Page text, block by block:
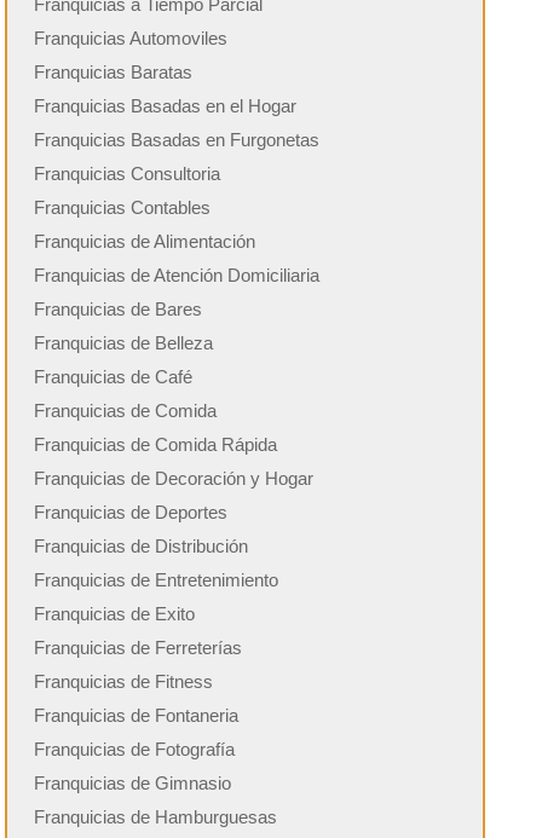
Franquicias Automoviles
Franquicias Baratas
Franquicias Basadas en el Hogar
Franquicias Basadas en Furgonetas
Franquicias Consultoria
Franquicias Contables
Franquicias de Alimentación
Franquicias de Atención Domiciliaria
Franquicias de Bares
Franquicias de Belleza
Franquicias de Café
Franquicias de Comida
Franquicias de Comida Rápida
Franquicias de Decoración y Hogar
Franquicias de Deportes
Franquicias de Distribución
Franquicias de Entretenimiento
Franquicias de Exito
Franquicias de Ferreterías
Franquicias de Fitness
Franquicias de Fontaneria
Franquicias de Fotografía
Franquicias de Gimnasio
Franquicias de Hamburguesas